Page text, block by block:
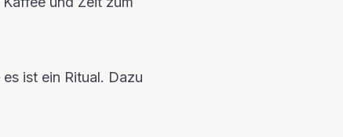
ist ein Ritual. Dazu